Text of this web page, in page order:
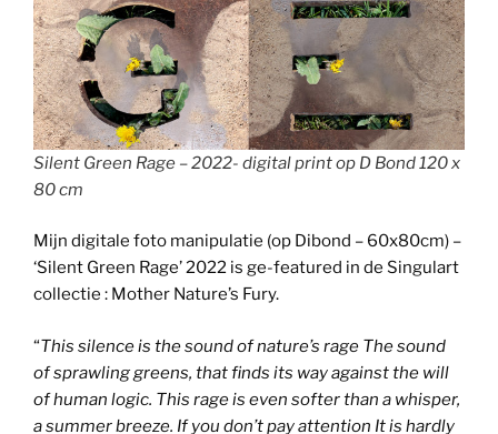
Silent Green Rage – 2022- digital print op D Bond 120 x
80 cm
Mijn digitale foto manipulatie (op Dibond – 60x80cm) –
‘Silent Green Rage’ 2022 is ge-featured in de Singulart
collectie : Mother Nature’s Fury.
“This silence is the sound of nature’s rage The sound
of sprawling greens, that finds its way against the will
of human logic. This rage is even softer than a whisper,
a summer breeze. If you don’t pay attention It is hardly